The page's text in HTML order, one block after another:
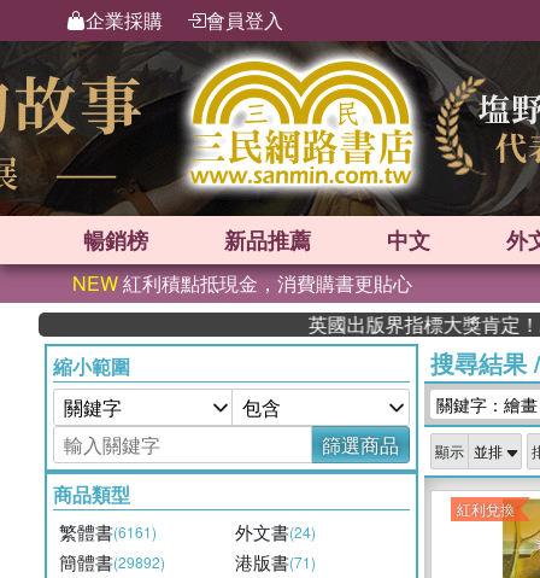
企業採購 會員登入
暢銷榜 新品推薦 中文 外
NEW紅利積點抵現金，消費購書更貼心
英國出版界指標大獎肯定！A.F.
縮小範圍
篩選商品
商品類型
繁體書(6161) 外文書(24)
簡體書(29892) 港版書(71)
搜尋結果
關鍵字：繪畫
顯示
紅利兌換